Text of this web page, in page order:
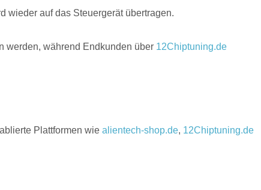
wieder auf das Steuergerät übertragen.
werden, während Endkunden über 12Chiptuning.de
Plattformen wie alientech-shop.de, 12Chiptuning.de